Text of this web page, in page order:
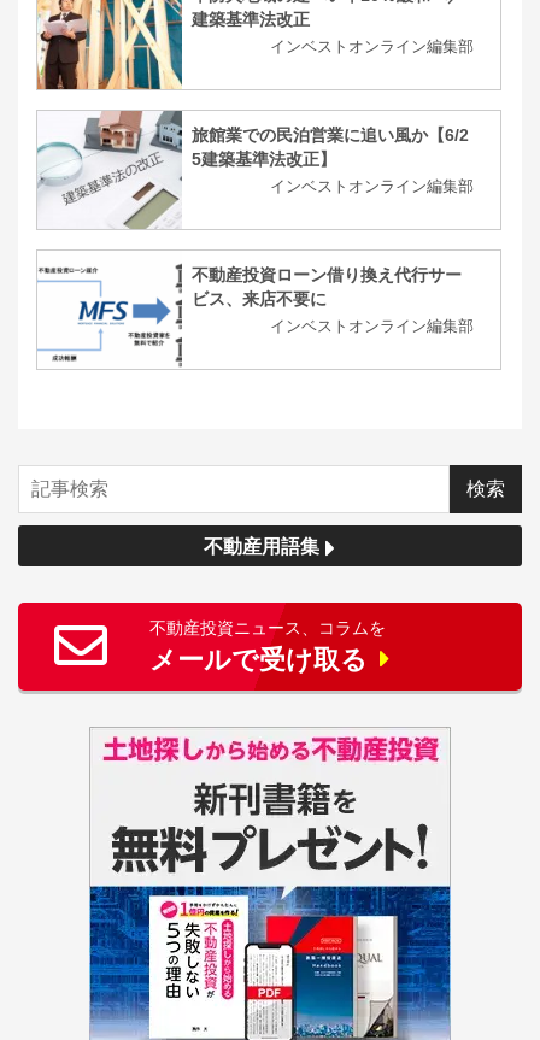
建築基準法改正
インベストオンライン編集部
旅館業での民泊営業に追い風か【6/2
5建築基準法改正】
インベストオンライン編集部
不動産投資ローン借り換え代行サー
ビス、来店不要に
インベストオンライン編集部
不動産用語集
不動産投資ニュース、コラムを
メールで受け取る